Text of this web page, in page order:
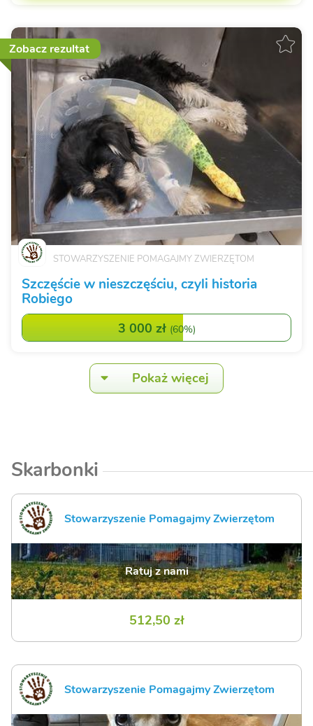
Zobacz rezultat
STOWARZYSZENIE POMAGAJMY ZWIERZĘTOM
Szczęście w nieszczęściu, czyli historia
Robiego
3 000 zł (60%)
Pokaż więcej
Skarbonki
Stowarzyszenie Pomagajmy Zwierzętom
Ratuj z nami
512,50 zł
Stowarzyszenie Pomagajmy Zwierzętom